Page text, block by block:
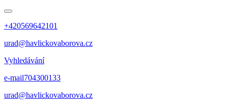
+420569642101
urad@havlickovaborova.cz
Vyhledávání
e-mail704300133
urad@havlickovaborova.cz